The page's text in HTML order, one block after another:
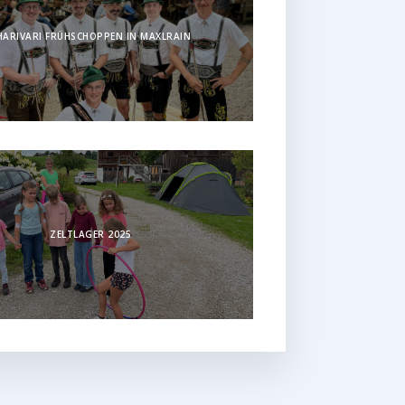
FRÜHSCHOPPEN IN MAXLRAIN
ZELTLAGER 2025